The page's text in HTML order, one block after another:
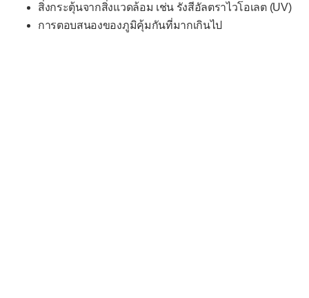
สิ่งกระตุ้นจากสิ่งแวดล้อม เช่น รังสีอัลตราไวโอเลต (UV)
การตอบสนองของภูมิคุ้มกันที่มากเกินไป